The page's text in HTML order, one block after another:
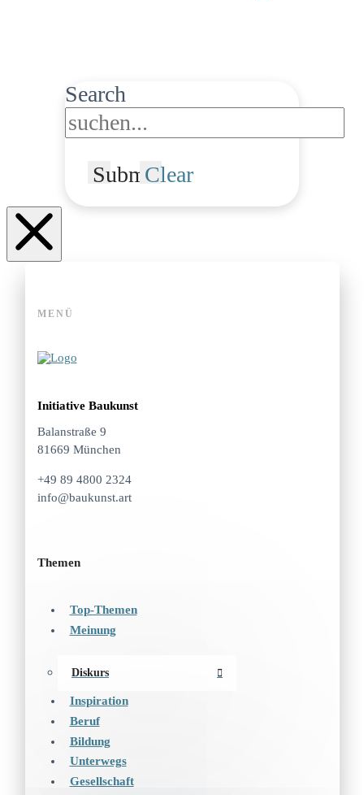
Search
SubmitClear
MENÜ
Initiative Baukunst
Balanstraße 9
81669 München
+49 89 4800 2324
info@baukunst.art
Themen
Top-Themen
Meinung
Diskurs
Inspiration
Beruf
Bildung
Unterwegs
Gesellschaft